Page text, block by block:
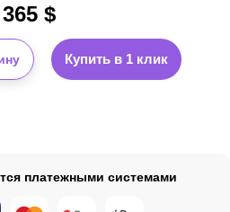
365$
Купить в 1 клик
платежными системами